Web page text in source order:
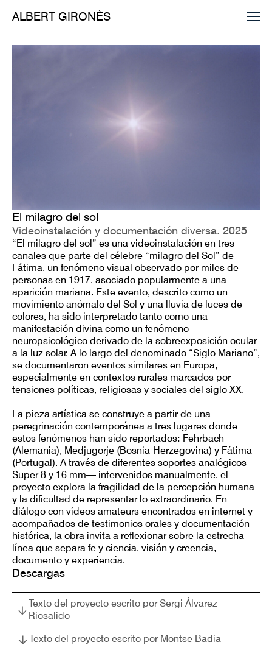
ALBERT GIRONÈS
El milagro del sol
Videoinstalación y documentación diversa. 2025
“El milagro del sol” es una videoinstalación en tres
canales que parte del célebre “milagro del Sol” de
Fátima, un fenómeno visual observado por miles de
personas en 1917, asociado popularmente a una
aparición mariana. Este evento, descrito como un
movimiento anómalo del Sol y una lluvia de luces de
colores, ha sido interpretado tanto como una
manifestación divina como un fenómeno
neuropsicológico derivado de la sobreexposición ocular
a la luz solar. A lo largo del denominado “Siglo Mariano”,
se documentaron eventos similares en Europa,
especialmente en contextos rurales marcados por
tensiones políticas, religiosas y sociales del siglo XX.
La pieza artística se construye a partir de una
peregrinación contemporánea a tres lugares donde
estos fenómenos han sido reportados: Fehrbach
(Alemania), Medjugorje (Bosnia-Herzegovina) y Fátima
(Portugal). A través de diferentes soportes analógicos —
Super 8 y 16 mm— intervenidos manualmente, el
proyecto explora la fragilidad de la percepción humana
y la dificultad de representar lo extraordinario. En
diálogo con vídeos amateurs encontrados en internet y
acompañados de testimonios orales y documentación
histórica, la obra invita a reflexionar sobre la estrecha
línea que separa fe y ciencia, visión y creencia,
documento y experiencia.
Descargas
Texto del proyecto escrito por Sergi Álvarez
Riosalido
Texto del proyecto escrito por Montse Badia